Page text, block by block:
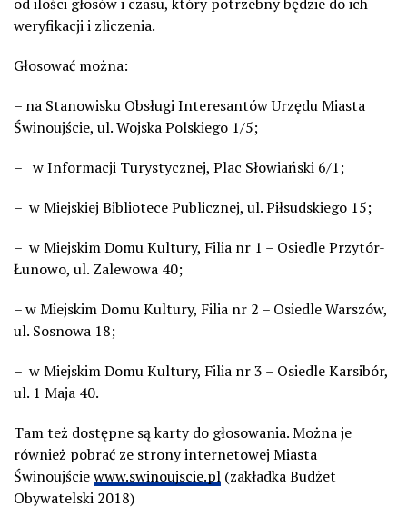
weryfikacji i zliczenia.
Głosować można:
– na Stanowisku Obsługi Interesantów Urzędu Miasta
Świnoujście, ul. Wojska Polskiego 1/5;
– w Informacji Turystycznej, Plac Słowiański 6/1;
– w Miejskiej Bibliotece Publicznej, ul. Piłsudskiego 15;
– w Miejskim Domu Kultury, Filia nr 1 – Osiedle Przytór-
Łunowo, ul. Zalewowa 40;
– w Miejskim Domu Kultury, Filia nr 2 – Osiedle Warszów,
ul. Sosnowa 18;
– w Miejskim Domu Kultury, Filia nr 3 – Osiedle Karsibór,
ul. 1 Maja 40.
Tam też dostępne są karty do głosowania. Można je
również pobrać ze strony internetowej Miasta
Świnoujściewww.swinoujscie.pl (zakładka Budżet
Obywatelski 2018)